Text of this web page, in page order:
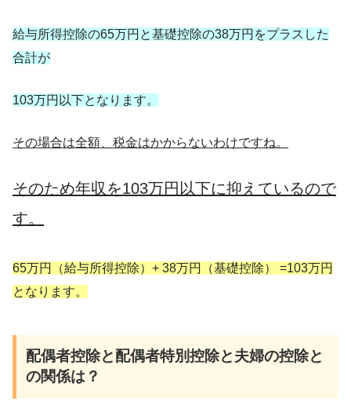
給与所得控除の65万円と基礎控除の38万円をプラスした
合計が
103万円以下となります。
その場合は全額、税金はかからないわけですね。
そのため年収を103万円以下に抑えているので
す。
65万円（給与所得控除）+ 38万円（基礎控除） =103万円
となります。
配偶者控除と配偶者特別控除と夫婦の控除と
の関係は？